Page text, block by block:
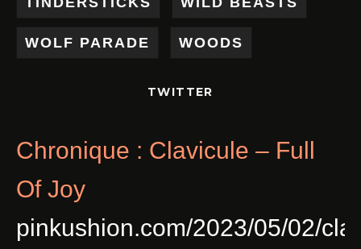
WOLF PARADE WOODS
TWITTER
Chronique : Clavicule – Full
Of Joy
pinkushion.com/2023/05/02/